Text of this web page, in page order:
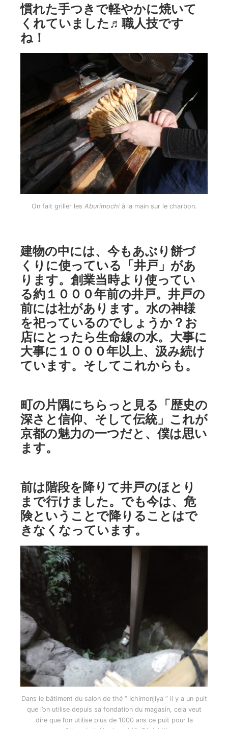
慣れた手つきで軽やかに焼いて
くれていました♬職人技です
ね！
On fait griller les Aburimochià la main sur le charbon.
建物の中には、今もあぶり餅づ
くりに使っている「井戸」があ
ります。創業当時より使ってい
る約１０００年前の井戸。井戸の
前には社があります。水の神様
を祀っているのでしょうか？お
店にとったら生命線の水。大事に
大事に１０００年以上、汲み続け
ています。そしてこれからも。
町の片隅にちらっと見る「歴史の
深さと信仰、そして伝統」これが
京都の魅力の一つだと、僕は思い
ます。
前は階段を降りて井戸のほとり
まで行けました。でも今は、危
険ということで降りることはで
きなくなっています。
Dans le bâtiment du salon de thé ” Ichimonjiya ” il y a un puit
que l’on utilise depuis sa fondation du magasin, cela veut
dire que l’on utilise plus de 1000 ans ce puit pour la